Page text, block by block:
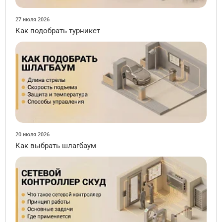
27 июля 2026
Как подобрать турникет
20 июля 2026
Как выбрать шлагбаум